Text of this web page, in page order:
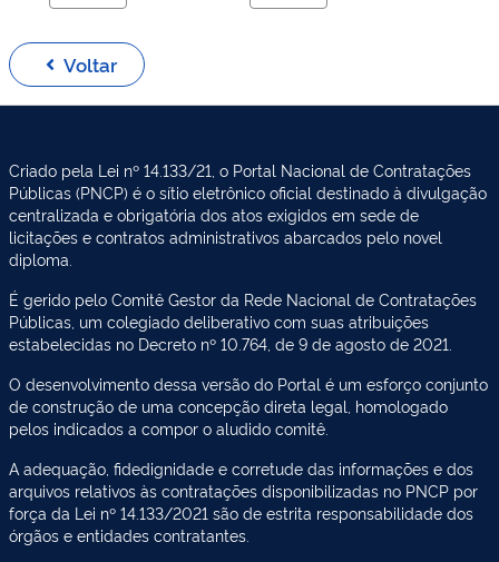
Voltar
Criado pela Lei nº 14.133/21, o Portal Nacional de Contratações
Públicas (PNCP) é o sítio eletrônico oficial destinado à divulgação
centralizada e obrigatória dos atos exigidos em sede de
licitações e contratos administrativos abarcados pelo novel
diploma.
É gerido pelo Comitê Gestor da Rede Nacional de Contratações
Públicas, um colegiado deliberativo com suas atribuições
estabelecidas no Decreto nº 10.764, de 9 de agosto de 2021.
O desenvolvimento dessa versão do Portal é um esforço conjunto
de construção de uma concepção direta legal, homologado
pelos indicados a compor o aludido comitê.
A adequação, fidedignidade e corretude das informações e dos
arquivos relativos às contratações disponibilizadas no PNCP por
força da Lei nº 14.133/2021 são de estrita responsabilidade dos
órgãos e entidades contratantes.